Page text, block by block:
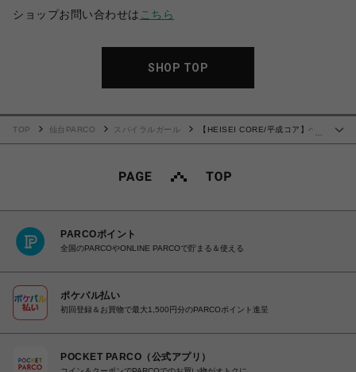
ショップお問い合わせは こちら
SHOP TOP
TOP 仙台PARCO スパイラルガール
【HEISEI CORE/平成コア】ベ
PARCOポイント
全国のPARCOやONLINE PARCOで貯まる＆使える
ポケパル払い
初回登録＆お買物で最大1,500円分のPARCOポイント進呈
POCKET PARCO（公式アプリ）